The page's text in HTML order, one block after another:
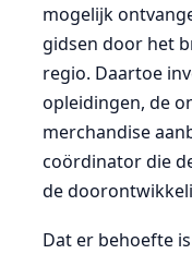
mogelijk
gidsen door het
regio. Daartoe
opleidingen, de
merchandise
coördinator die
de
Dat er behoefte